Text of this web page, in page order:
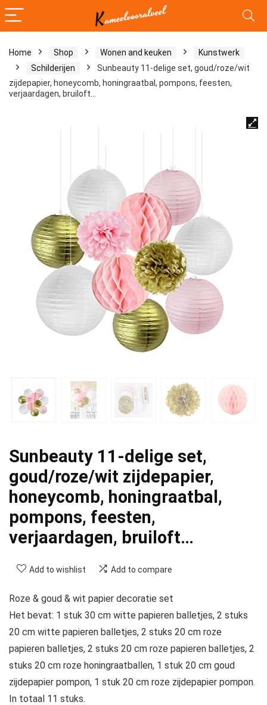
Home Shop Wonen and keuken
Kunstwerk
Schilderijen
Sunbeauty 11-delige set, goud/roze/wit
zijdepapier, honeycomb, honingraatbal, pompons, feesten,
verjaardagen, bruiloft…
Sunbeauty 11-delige set,
goud/roze/wit zijdepapier,
honeycomb, honingraatbal,
pompons, feesten,
verjaardagen, bruiloft…
Add to wishlist Add to compare
Roze & goud & wit papier decoratie set
Het bevat: 1 stuk 30 cm witte papieren balletjes, 2 stuks
20 cm witte papieren balletjes, 2 stuks 20 cm roze
papieren balletjes, 2 stuks 20 cm roze papieren balletjes, 2
stuks 20 cm roze honingraatballen, 1 stuk 20 cm goud
zijdepapier pompon, 1 stuk 20 cm roze zijdepapier pompon.
In totaal 11 stuks.